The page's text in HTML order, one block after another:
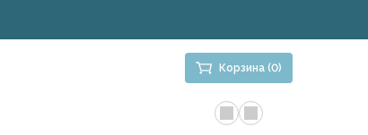
Корзина (0)